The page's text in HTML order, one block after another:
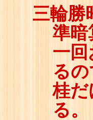
三輪勝
準暗
一
るの
桂だ
る。